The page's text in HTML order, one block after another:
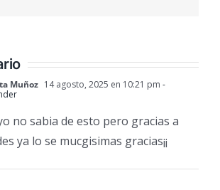
Muñoz 14 agosto, 2025 en 10:21 pm -
no sabia de esto pero gracias a
ya lo se mucgisimas gracias¡¡